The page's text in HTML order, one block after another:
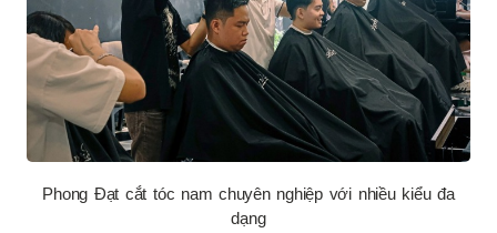
Phong Đạt cắt tóc nam chuyên nghiệp với nhiều kiểu đa
dạng